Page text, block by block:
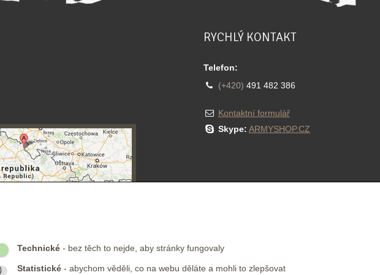
Technické - bez těch to nejde, aby stránky fungovaly
Statistické - abychom věděli, co na webu děláte a mohli to zlepšovat
RYCHLÝ KONTAKT
Telefon:
(+420) 491 482 386
Kontaktní formulář
Skype: ARMYSHOP.CZ
PARTNEŘI NEWSLETTER